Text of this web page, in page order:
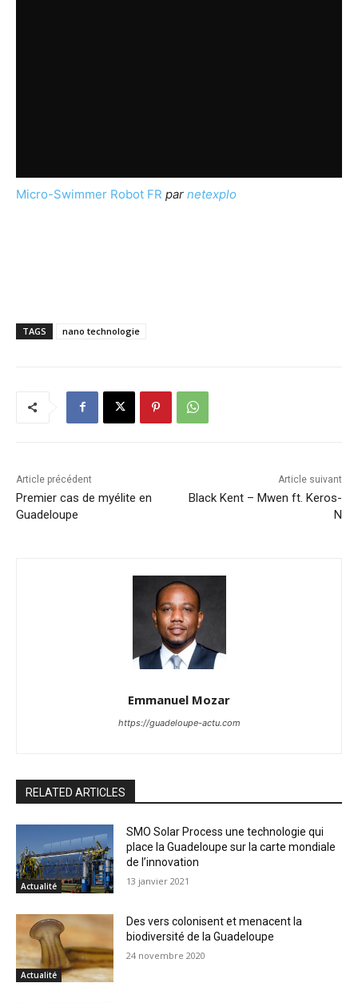
Micro-Swimmer Robot FR par netexplo
TAGS nano technologie
Article précédent
Premier cas de myélite en
Guadeloupe
Article suivant
Black Kent – Mwen ft. Keros-
N
Emmanuel Mozar
https://guadeloupe-actu.com
RELATED ARTICLES
Actualité
SMO Solar Process une technologie qui
place la Guadeloupe sur la carte mondiale
de l’innovation
13 janvier 2021
Actualité
Des vers colonisent et menacent la
biodiversité de la Guadeloupe
24 novembre 2020